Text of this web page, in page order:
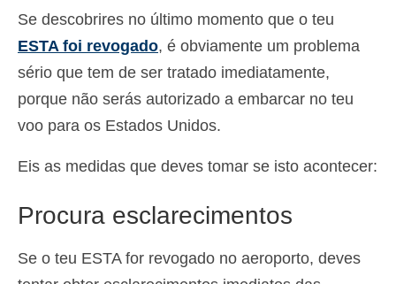
Se descobrires no último momento que o teu
ESTA foi revogado, é obviamente um problema
sério que tem de ser tratado imediatamente,
porque não serás autorizado a embarcar no teu
voo para os Estados Unidos.
Eis as medidas que deves tomar se isto acontecer:
Procura esclarecimentos
Se o teu ESTA for revogado no aeroporto, deves